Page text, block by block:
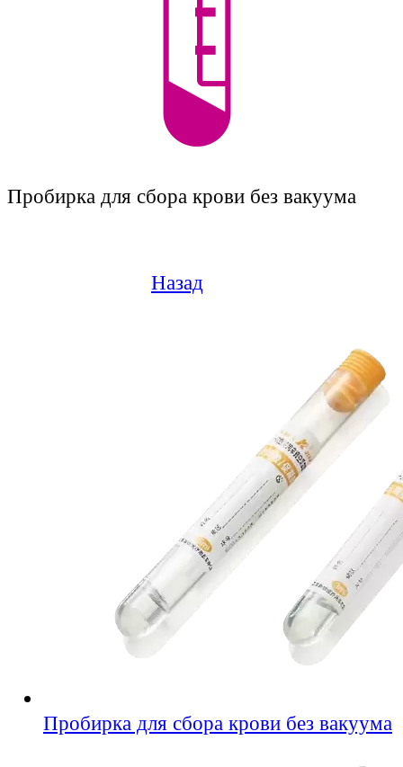
Пробирка для сбора крови без вакуума
Назад
Пробирка для сбора крови без вакуума